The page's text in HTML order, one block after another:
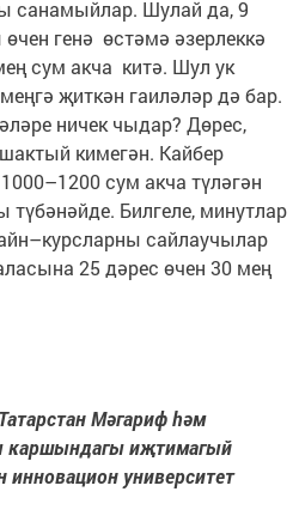
санамыйлар. Шулай да, 9
генә өстәмә әзерлеккә
сум акча китә. Шул ук
җиткән гаиләләр дә бар.
ничек чыдар? Дөрес,
кимегән. Кайбер
сум акча түләгән
түбәнәйде. Билгеле, минутлар
сайлаучылар
25 дәрес өчен 30 мең
Татарстан Мәгариф һәм
каршындагы иҗтимагый
инновацион университет